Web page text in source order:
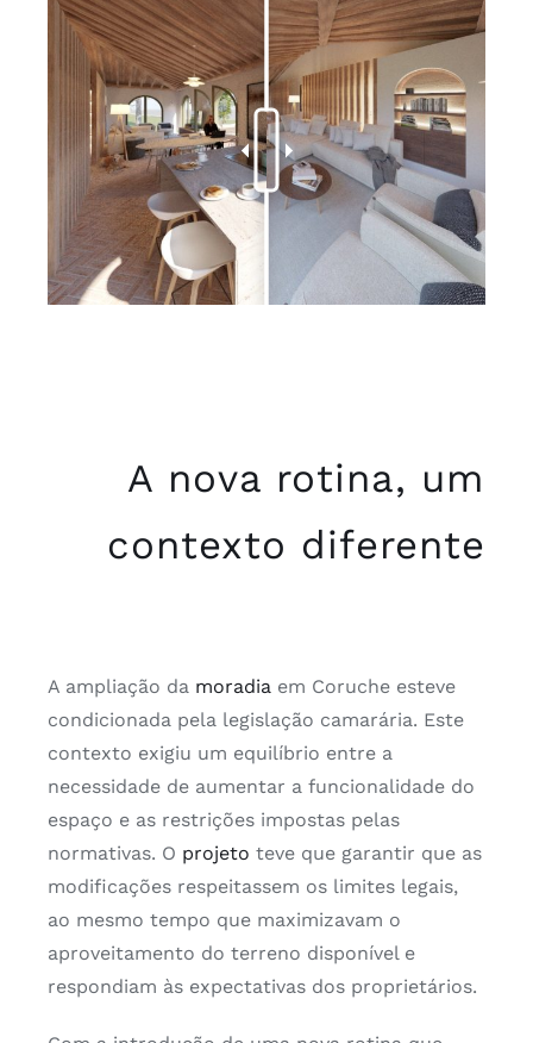
A nova rotina, um
contexto diferente
A ampliação da moradia em Coruche esteve
condicionada pela legislação camarária. Este
contexto exigiu um equilíbrio entre a
necessidade de aumentar a funcionalidade do
espaço e as restrições impostas pelas
normativas. O projeto teve que garantir que as
modificações respeitassem os limites legais,
ao mesmo tempo que maximizavam o
aproveitamento do terreno disponível e
respondiam às expectativas dos proprietários.